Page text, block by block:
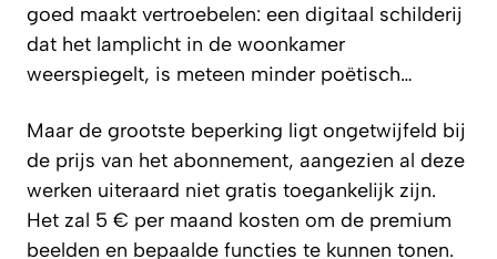
goed maakt vertroebelen: een digitaal schilderij
dat het lamplicht in de woonkamer
weerspiegelt, is meteen minder poëtisch…
Maar de grootste beperking ligt ongetwijfeld bij
de prijs van het abonnement, aangezien al deze
werken uiteraard niet gratis toegankelijk zijn.
Het zal 5 € per maand kosten om de premium
beelden en bepaalde functies te kunnen tonen.